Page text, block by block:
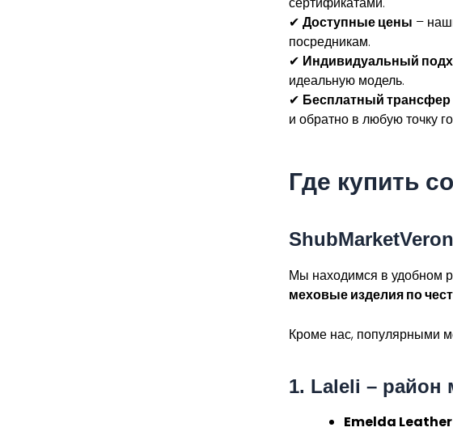
✔ Доступные цены –
посредникам.
✔ Индивидуальный
идеальную модель.
✔ Бесплатный
и обратно в любую точку
Где купить
Мы находимся в удобном
меховые изделия по
Кроме нас, популярными
1. Laleli – район
Emelda